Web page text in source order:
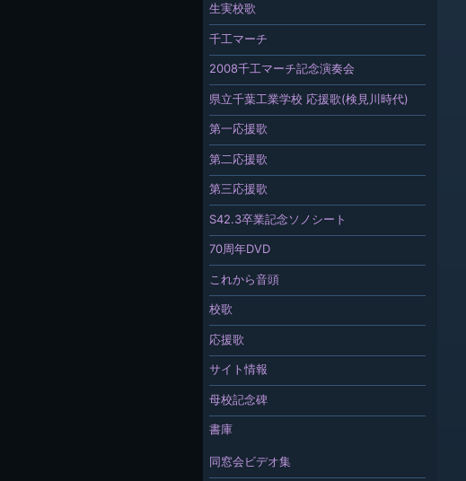
生実校歌
千工マーチ
2008千工マーチ記念演奏会
県立千葉工業学校 応援歌(検見川時代)
第一応援歌
第二応援歌
第三応援歌
S42.3卒業記念ソノシート
70周年DVD
これから音頭
校歌
応援歌
サイト情報
母校記念碑
書庫
同窓会ビデオ集